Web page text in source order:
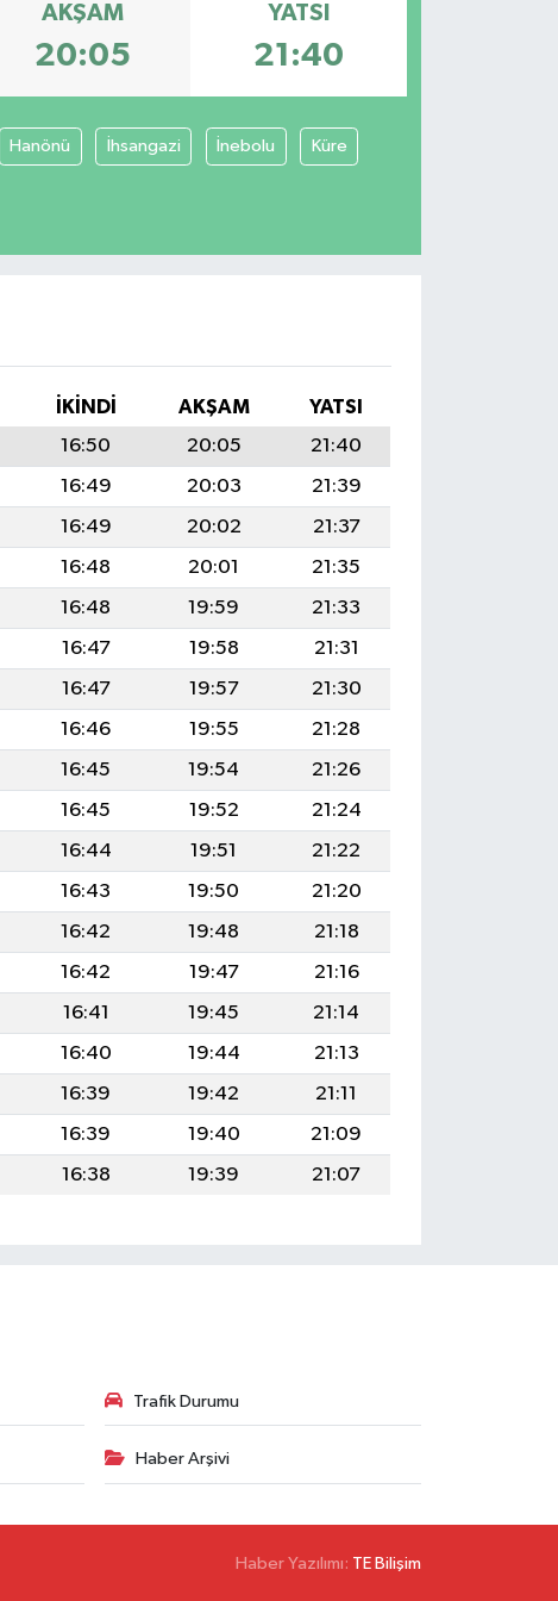
AKŞAM
20:05
YATSI
21:40
Hanönü İhsangazi İnebolu Küre
İKINDI AKŞAM
YATSI
16:50 20:05
21:40
16:49 20:03
21:39
16:49 20:02
21:37
16:48 20:01
21:35
16:48 19:59
21:33
16:47 19:58
21:31
16:47 19:57
21:30
16:46 19:55
21:28
16:45 19:54
21:26
16:45 19:52
21:24
16:44 19:51
21:22
16:43 19:50
21:20
16:42 19:48
21:18
16:42 19:47
21:16
16:41 19:45
21:14
16:40 19:44
21:13
16:39 19:42
21:11
16:39 19:40
21:09
16:38 19:39 21:07
Trafik Durumu
Haber Arşivi
Haber Yazılımı: TE Bilişim